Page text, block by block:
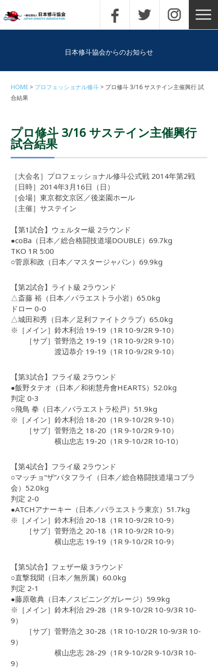
日本修斗協会からのお知らせ
HOME プロフェッショナル修斗
プロ修斗 3/16 サステイン主催興行 試
合結果
プロ修斗 3/16 サステイン主催興行
試合結果
［大会名］プロフェッショナル修斗公式戦 2014年第2戦
［日時］2014年3月16日（日）
［会場］東京都文京区／後楽園ホール
［主催］サステイン
【第1試合】ウェルター級 2ラウンド
●coBa（日本／総合格闘技道場DOUBLE）69.7kg
TKO 1R 5:00
○菅原和政（日本／マスタージャパン）69.9kg
【第2試合】ライト級 2ラウンド
△斎藤 裕（日本／パラエストラ小岩）65.0kg
ドロー 0-0
△城田和秀（日本／足利ファイトクラブ）65.0kg
※［メイン］鈴木利治 19-19（1R 10-9/2R 9-10）
［サブ］菅野浩之 19-19（1R 10-9/2R 9-10）
渡辺恭介 19-19（1R 10-9/2R 9-10）
【第3試合】フライ級 2ラウンド
●飯野タテオ（日本／和術慧舟會HEARTS）52.0kg
判定 0-3
○飛鳥 拳（日本／パラエストラ松戸）51.9kg
※［メイン］鈴木利治 18-20（1R 9-10/2R 9-10）
［サブ］菅野浩之 18-20（1R 9-10/2R 9-10）
横山忠志 19-20（1R 9-10/2R 10-10）
【第4試合】フライ級 2ラウンド
○マッチョ“ザ”バタフライ（日本／総合格闘技道場コブラ
会）52.0kg
判定 2-0
●ATCHアナーキー（日本／パラエストラ東京）51.7kg
※［メイン］鈴木利治 20-18（1R 10-9/2R 10-9）
［サブ］菅野浩之 20-18（1R 10-9/2R 10-9）
横山忠志 19-19（1R 9-10/2R 10-9）
【第5試合】フェザー級 3ラウンド
○直撃我聞（日本／無所属）60.0kg
判定 2-1
●藤原敬典（日本／スピニングガレージ）59.9kg
※［メイン］鈴木利治 29-28（1R 9-10/2R 10-9/3R 10-
9）
［サブ］菅野浩之 30-28（1R 10-10/2R 10-9/3R 10-
9）
横山忠志 28-29（1R 9-10/2R 9-10/3R 10-
9）